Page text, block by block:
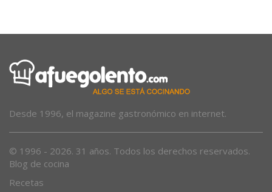
Blog de cocina